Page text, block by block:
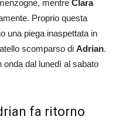
mentre Clara
Proprio questa
una piega inaspettata in
scomparso di Adrian.
dal lunedì al sabato
fa ritorno